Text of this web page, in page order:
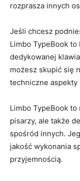
rozprasza innych
Jeśli ‌chcesz
Limbo TypeBook
⁢dedykowanej⁣
możesz skupić ‍się
techniczne‍ aspekty
Limbo​ TypeBook
pisarzy,‌ ale ‌także
spośród innych.
jakość⁤ wykonania
przyjemnością.